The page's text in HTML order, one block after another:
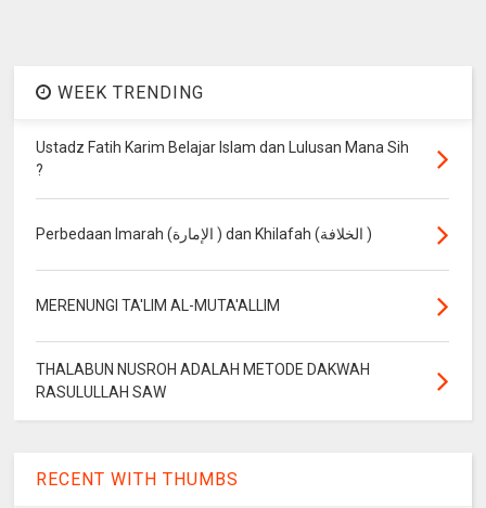
WEEK TRENDING
Ustadz Fatih Karim Belajar Islam dan Lulusan Mana Sih
?
Perbedaan Imarah (الإمارة ) dan Khilafah (الخلافة )
MERENUNGI TA'LIM AL-MUTA'ALLIM
THALABUN NUSROH ADALAH METODE DAKWAH
RASULULLAH SAW
RECENT WITH THUMBS